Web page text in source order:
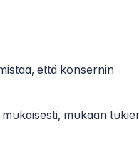
että konsernin
mukaan